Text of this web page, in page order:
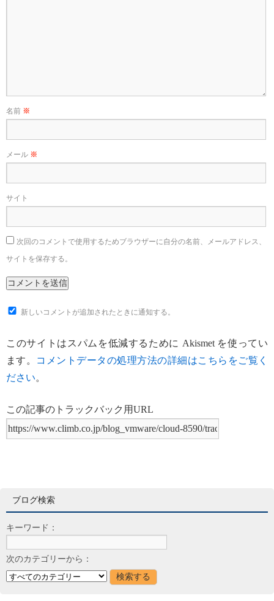
名前 ※
メール ※
サイト
次回のコメントで使用するためブラウザーに自分の名前、メールアドレス、
サイトを保存する。
新しいコメントが追加されたときに通知する。
このサイトはスパムを低減するために Akismet を使ってい
ます。 コメントデータの処理方法の詳細はこちらをご覧く
ださい。
この記事のトラックバック用URL
ブログ検索
キーワード：
次のカテゴリーから：